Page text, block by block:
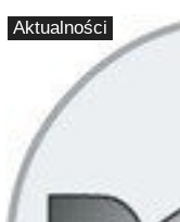
Aktualności